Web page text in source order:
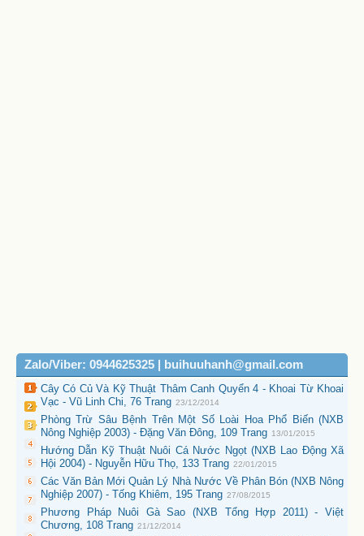
Zalo/Viber: 0944625325 | buihuuhanh@gmail.com
Cây Có Củ Và Kỹ Thuật Thâm Canh Quyển 4 - Khoai Từ Khoai
Vạc - Vũ Linh Chi, 76 Trang 23/12/2014
Phòng Trừ Sâu Bệnh Trên Một Số Loài Hoa Phổ Biến (NXB
Nông Nghiệp 2003) - Đặng Văn Đông, 109 Trang 13/01/2015
Hướng Dẫn Kỹ Thuật Nuôi Cá Nước Ngọt (NXB Lao Động Xã
Hội 2004) - Nguyễn Hữu Thọ, 133 Trang 22/01/2015
Các Văn Bản Mới Quản Lý Nhà Nước Về Phân Bón (NXB Nông
Nghiệp 2007) - Tống Khiêm, 195 Trang 27/08/2015
Phương Pháp Nuôi Gà Sao (NXB Tổng Hợp 2011) - Việt
Chương, 108 Trang 21/12/2014